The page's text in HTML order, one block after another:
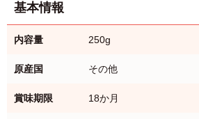
基本情報
内容量 250g
原産国 その他
賞味期限 18か月